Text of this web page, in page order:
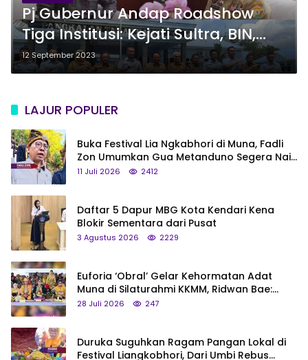
Pj Gubernur Andap Roadshow
Tiga Institusi: Kejati Sultra, BIN,
Finish di Lanud Haluoleo
12 September 2023
LAJUR POPULER
Buka Festival Lia Ngkabhori di Muna, Fadli
Zon Umumkan Gua Metanduno Segera Naik
Status Jadi Cagar Budaya Nasional
11 Juli 2026 2412
Daftar 5 Dapur MBG Kota Kendari Kena
Blokir Sementara dari Pusat
3 Agustus 2026 2229
Euforia ‘Obral’ Gelar Kehormatan Adat
Muna di Silaturahmi KKMM, Ridwan Bae:
Saya Bukan Tipe Begitu, Belum Pantas!
28 Juli 2026 247
Duruka Suguhkan Ragam Pangan Lokal di
Festival Liangkobhori, Dari Umbi Rebus